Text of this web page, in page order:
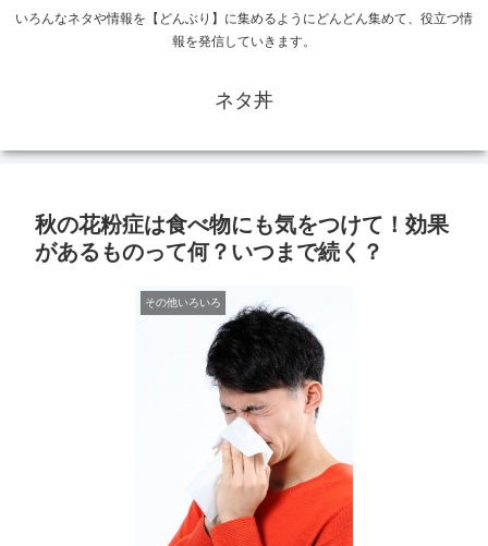
いろんなネタや情報を【どんぶり】に集めるようにどんどん集めて、役立つ情
報を発信していきます。
ネタ丼
秋の花粉症は食べ物にも気をつけて！効果
があるものって何？いつまで続く？
その他いろいろ